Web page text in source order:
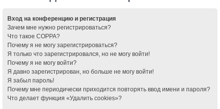
Вход на конференцию и регистрация
Зачем мне нужно регистрироваться?
Что такое COPPA?
Почему я не могу зарегистрироваться?
Я только что зарегистрировался, но не могу войти!
Почему я не могу войти?
Я давно зарегистрирован, но больше не могу войти!
Я забыл пароль!
Почему мне периодически приходится повторять ввод имени и пароля?
Что делает функция «Удалить cookies»?